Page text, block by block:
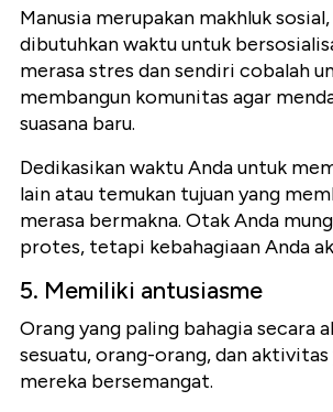
Manusia merupakan makhluk
dibutuhkan waktu untuk
merasa stres dan sendiri cobalah
membangun komunitas agar
suasana baru.
Dedikasikan waktu Anda untuk
lain atau temukan tujuan yang
merasa bermakna. Otak Anda
protes, tetapi kebahagiaan Anda
5. Memiliki antusiasme
Orang yang paling bahagia secara
sesuatu, orang-orang, dan
mereka bersemangat.